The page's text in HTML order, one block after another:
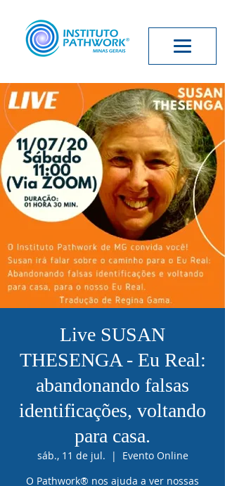
Live SUSAN
THESENGA - Eu Real:
abandonando falsas
identificações, voltando
para casa.
sáb., 11 de jul.
  |
Evento Online
O Pathwork®️ nos ajuda a ver nossas